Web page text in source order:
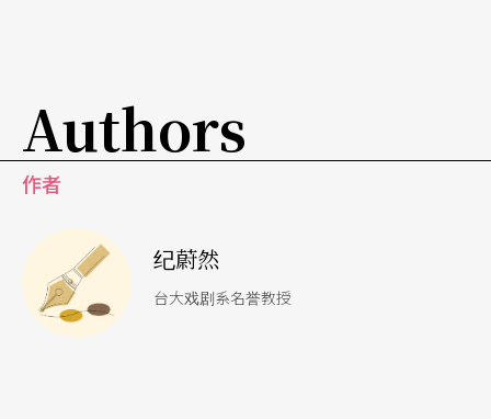
或表演文本）不多，跟「环境的恶劣因素」无关。
我相信只要有好剧本，它一定会出线的。最主要的
也是当今台湾电影导演的通病。）
问：一个好的剧本，在技术及内涵上须具备怎么样
Authors
作者
纪蔚然
台大戏剧系名誉教授